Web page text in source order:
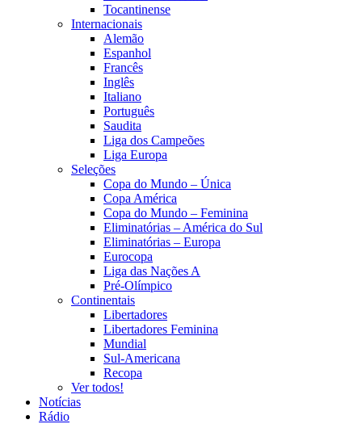
Tocantinense
Internacionais
Alemão
Espanhol
Francês
Inglês
Italiano
Português
Saudita
Liga dos Campeões
Liga Europa
Seleções
Copa do Mundo – Única
Copa América
Copa do Mundo – Feminina
Eliminatórias – América do Sul
Eliminatórias – Europa
Eurocopa
Liga das Nações A
Pré-Olímpico
Continentais
Libertadores
Libertadores Feminina
Mundial
Sul-Americana
Recopa
Ver todos!
Notícias
Rádio